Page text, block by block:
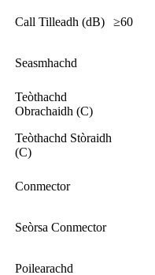
Call Tilleadh (dB) ≥60
Seasmhachd
Teòthachd
Obrachaidh (C)
Teòthachd Stòraidh
(C)
Conmector
Seòrsa Conmector
Poilearachd